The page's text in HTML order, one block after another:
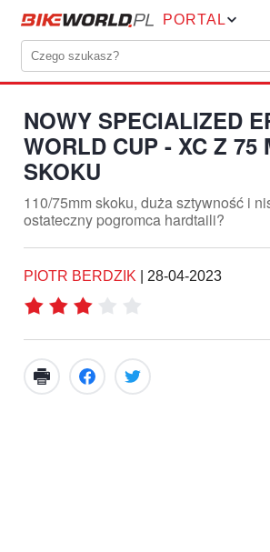
PORTAL
NOWY SPECIALIZED
WORLD CUP - XC Z 75
SKOKU
110/75mm skoku, duża sztywność i
ostateczny pogromca hardtaili?
PIOTR BERDZIK |28-04-2023